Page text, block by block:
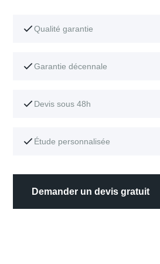
Qualité garantie
Garantie décennale
Devis sous 48h
Étude personnalisée
Demander un devis gratuit